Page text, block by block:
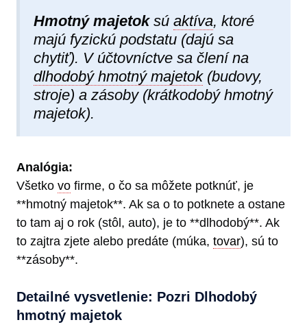
Hmotný majetoksú aktíva, ktoré
majú fyzickú podstatu (dajú sa
chytiť). V účtovníctve sa člení na
dlhodobý hmotný majetok(budovy,
stroje) a zásoby (krátkodobý hmotný
majetok).
Analógia:
Všetko vo firme, o čo sa môžete potknúť, je
**hmotný majetok**. Ak sa o to potknete a ostane
to tam aj o rok (stôl, auto), je to **dlhodobý**. Ak
to zajtra zjete alebo predáte (múka, tovar), sú to
**zásoby**.
Detailné vysvetlenie: Pozri Dlhodobý
hmotný majetok